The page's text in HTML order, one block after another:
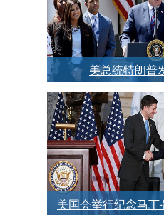
美总统特朗普
美国会举行纪念马丁